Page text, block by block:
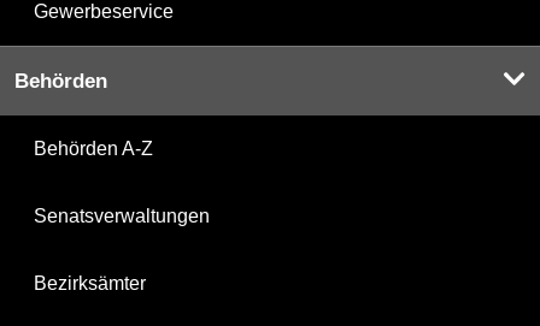
Gewerbeservice
Behörden
Behörden A-Z
Senatsverwaltungen
Bezirksämter